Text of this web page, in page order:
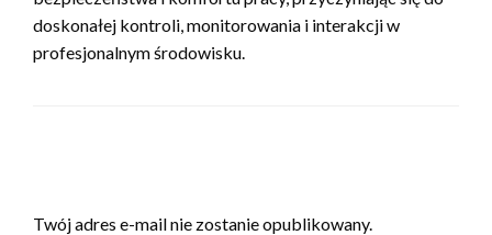
doskonałej kontroli, monitorowania i interakcji w
profesjonalnym środowisku.
Twój adres e-mail nie zostanie opublikowany.